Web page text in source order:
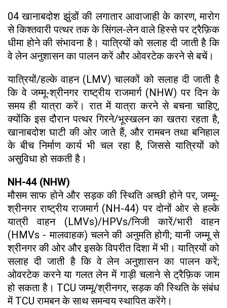
04 खानाबदोश झुंडों की लगातार आवाजाही के कारण, मारोग
से किश्तवारी पत्थर तक के सिंगल-लेन वाले हिस्से पर ट्रैफ़िक
धीमा होने की संभावना है। यात्रियों को सलाह दी जाती है कि
वे लेन अनुशासन का पालन करें और ओवरटेक करने से बचें।
यात्रियों/हल्के वाहन (LMV) चालकों को सलाह दी जाती है
कि वे जम्मू-श्रीनगर राष्ट्रीय राजमार्ग (NHW) पर दिन के
समय ही यात्रा करें। रात में यात्रा करने से बचना चाहिए,
क्योंकि इस दौरान पत्थर गिरने/भूस्खलन का खतरा रहता है,
खानाबदोश घाटी की ओर जाते हैं, और रामबन तथा बनिहाल
के बीच निर्माण कार्य भी चल रहा है, जिससे यात्रियों को
असुविधा हो सकती है।
NH-44 (NHW)
मौसम साफ होने और सड़क की स्थिति अच्छी होने पर, जम्मू-
श्रीनगर राष्ट्रीय राजमार्ग (NH-44) पर दोनों ओर से हल्के
यात्री वाहन (LMVs)/HPVs/निजी कारें/भारी वाहन
(HMVs - मालवाहक) चलने की अनुमति होगी; यानी जम्मू से
श्रीनगर की ओर और इसके विपरीत दिशा में भी। यात्रियों को
सलाह दी जाती है कि वे लेन अनुशासन का पालन करें;
ओवरटेक करने या गलत लेन में गाड़ी चलाने से ट्रैफ़िक जाम
हो सकता है। TCU जम्मू/श्रीनगर, सड़क की स्थिति के संबंध
में TCU रामबन के साथ समन्वय स्थापित करेंगे।